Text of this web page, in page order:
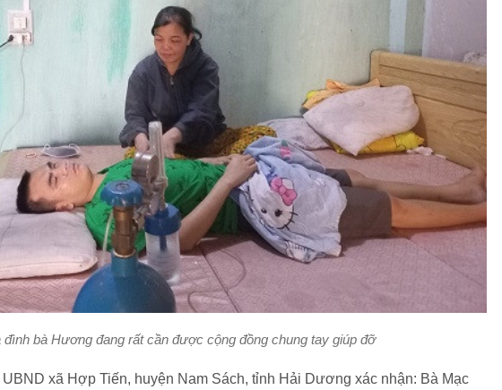
đình bà Hương đang rất cần được cộng đồng chung tay giúp đỡ
xã Hợp Tiến, huyện Nam Sách, tỉnh Hải Dương xác nhận: Bà Mạc